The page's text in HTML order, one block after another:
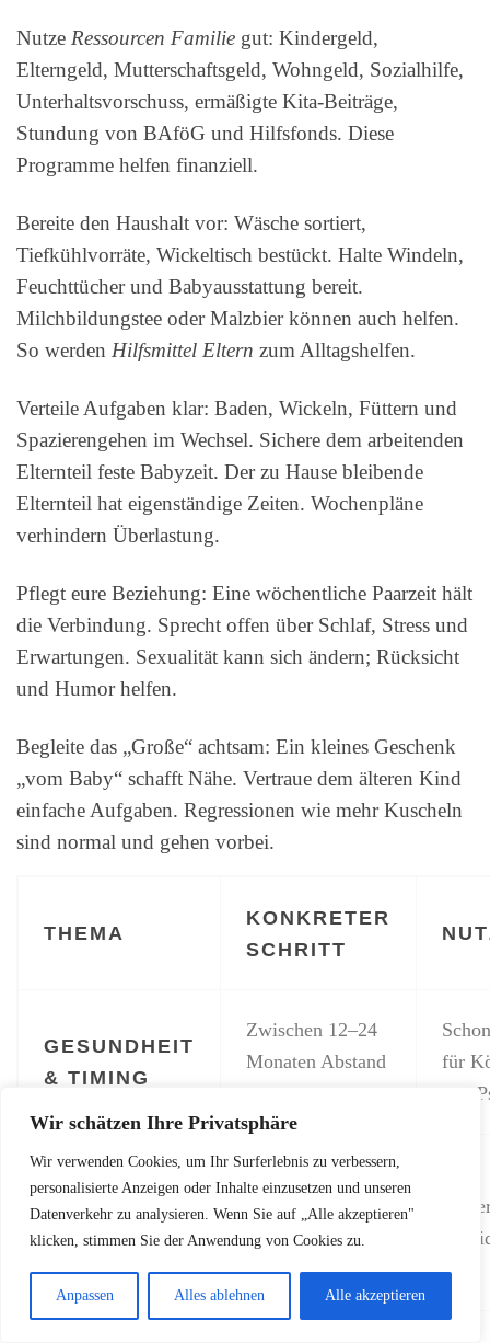
Wir schätzen Ihre Privatsphäre
Wir verwenden Cookies, um Ihr Surferlebnis zu verbessern,
personalisierte Anzeigen oder Inhalte einzusetzen und unseren
Datenverkehr zu analysieren. Wenn Sie auf „Alle akzeptieren"
klicken, stimmen Sie der Anwendung von Cookies zu.
Anpassen Alles ablehnen Alle akzeptieren
Nutze Ressourcen Familie gut: Kindergeld,
Elterngeld, Mutterschaftsgeld, Wohngeld, Sozialhilfe,
Unterhaltsvorschuss, ermäßigte Kita-Beiträge,
Stundung von BAföG und Hilfsfonds. Diese
Programme helfen finanziell.
Bereite den Haushalt vor: Wäsche sortiert,
Tiefkühlvorräte, Wickeltisch bestückt. Halte Windeln,
Feuchttücher und Babyausstattung bereit.
Milchbildungstee oder Malzbier können auch helfen.
So werden Hilfsmittel Eltern zum Alltagshelfen.
Verteile Aufgaben klar: Baden, Wickeln, Füttern und
Spazierengehen im Wechsel. Sichere dem arbeitenden
Elternteil feste Babyzeit. Der zu Hause bleibende
Elternteil hat eigenständige Zeiten. Wochenpläne
verhindern Überlastung.
Pflegt eure Beziehung: Eine wöchentliche Paarzeit hält
die Verbindung. Sprecht offen über Schlaf, Stress und
Erwartungen. Sexualität kann sich ändern; Rücksicht
und Humor helfen.
Begleite das „Große“ achtsam: Ein kleines Geschenk
„vom Baby“ schafft Nähe. Vertraue dem älteren Kind
einfache Aufgaben. Regressionen wie mehr Kuscheln
sind normal und gehen vorbei.
THEMA
KONKRETER
SCHRITT
GESUNDHEIT
& TIMING
Zwischen 12–24
Monaten Abstand
für
und
FINANZEN
Kindergeld,
Wohngeld
kalkulieren